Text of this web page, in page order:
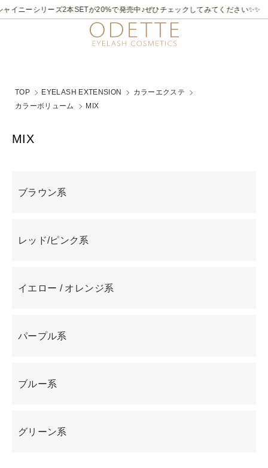
2026/7/21～8/31✨✨煌めく夏。ラメライナーキャンペーン♪ 夏季限定でビ
TOP EYELASH EXTENSION
カラーエクステ
カラーボリューム
MIX
MIX
ブラウン系
レッド/ピンク系
イエロー / オレンジ系
パープル系
ブルー系
グリーン系